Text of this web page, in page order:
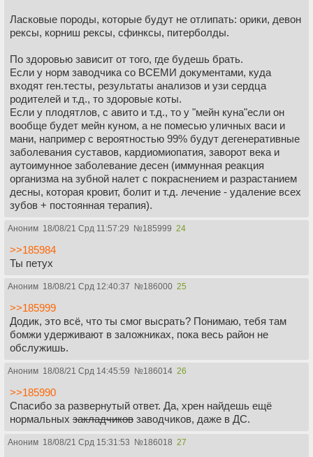
Ласковые породы, которые будут не отлипать: орики, девон
рексы, корниш рексы, сфинксы, питерболды.
По здоровью зависит от того, где будешь брать.
Если у норм заводчика со ВСЕМИ документами, куда
входят ген.тесты, результаты анализов и узи сердца
родителей и т.д., то здоровые коты.
Если у плодятлов, с авито и т.д., то у "мейн куна"если он
вообще будет мейн куном, а не помесью уличных васи и
мани, например с вероятностью 99% будут дегенеративные
заболевания суставов, кардиомиопатия, заворот века и
аутоимунное заболевание десен (иммунная реакция
организма на зубной налет с покраснением и разрастанием
десны, которая кровит, болит и т.д. лечение - удаление всех
зубов + постоянная терапия).
Аноним 18/08/21 Срд 11:57:29 №185999 24
>>185984
Ты петух
Аноним 18/08/21 Срд 12:40:37 №186000 25
>>185999
Додик, это всё, что ты смог высрать? Понимаю, тебя там
бомжи удерживают в заложниках, пока весь район не
обслужишь.
Аноним 18/08/21 Срд 14:45:59 №186014 26
>>185990
Спасибо за развернутый ответ. Да, хрен найдешь ещё
нормальных закладчиков заводчиков, даже в ДС.
Аноним 18/08/21 Срд 15:31:53 №186018 27